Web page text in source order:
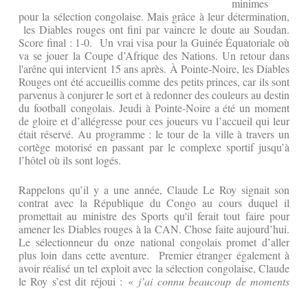
minimes
pour la sélection congolaise. Mais grâce à leur détermination,
les Diables rouges ont fini par vaincre le doute au Soudan.
Score final : 1-0. Un vrai visa pour la Guinée Équatoriale où
va se jouer la Coupe d’Afrique des Nations. Un retour dans
l'arêne qui intervient 15 ans après. À Pointe-Noire, les Diables
Rouges ont été accueillis comme des petits princes, car ils sont
parvenus à conjurer le sort et à redonner des couleurs au destin
du football congolais. Jeudi à Pointe-Noire a été un moment
de gloire et d’allégresse pour ces joueurs vu l’accueil qui leur
était réservé. Au programme : le tour de la ville à travers un
cortège motorisé en passant par le complexe sportif jusqu’à
l’hôtel où ils sont logés.
Rappelons qu’il y a une année, Claude Le Roy signait son
contrat avec la République du Congo au cours duquel il
promettait au ministre des Sports qu'il ferait tout faire pour
amener les Diables rouges à la CAN. Chose faite aujourd’hui.
Le sélectionneur du onze national congolais promet d’aller
plus loin dans cette aventure. Premier étranger également à
avoir réalisé un tel exploit avec la sélection congolaise, Claude
le Roy s’est dit réjoui : « j’ai connu beaucoup de moments